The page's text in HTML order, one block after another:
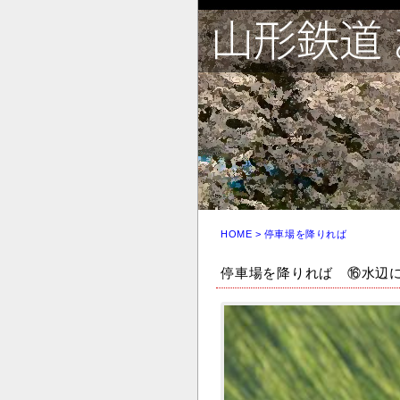
HOME > 停車場を降りれば
停車場を降りれば ⑯水辺